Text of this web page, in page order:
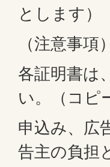
とします）
（注意事項）
各証明書は
い。（コピ
申込み、広
告主の負担